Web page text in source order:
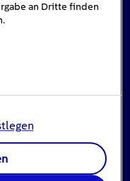
an Dritte finden